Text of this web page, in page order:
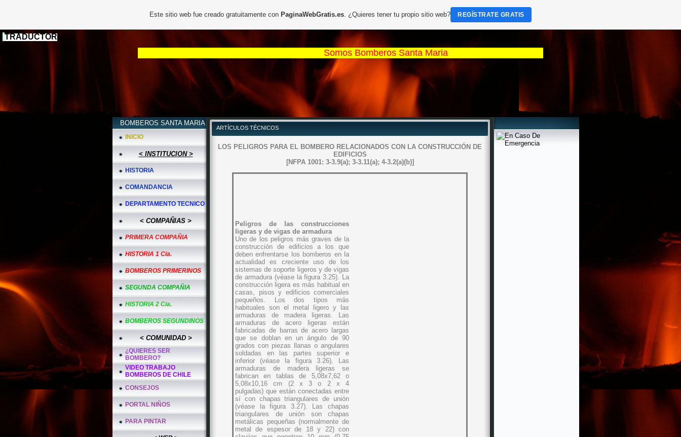
TRADUCTOR
Somos Bomberos Santa Maria
BOMBEROS SANTA MARIA
INICIO
< INSTITUCION >
HISTORIA
COMANDANCIA
DEPARTAMENTO TECNICO
< COMPAÑIAS >
PRIMERA COMPAÑIA
HISTORIA 1 Cia.
BOMBEROS PRIMERINOS
SEGUNDA COMPAÑIA
HISTORIA 2 Cia.
BOMBEROS SEGUNDINOS
< COMUNIDAD >
¿QUIERES SER
BOMBERO?
VIDEO TRABAJO
BOMBEROS DE CHILE
CONSEJOS
PORTAL NIÑOS
PARA PINTAR
ARTÍCULOS TÉCNICOS
LOS PELIGROS PARA EL BOMBERO RELACIONADOS CON LA CONSTRUCCIÓN DE
EDIFICIOS
[NFPA 1001: 3-3.9(a); 3-3.11(a); 4-3.2(a)(b)]
Peligros de las construcciones
ligeras y de vigas de armadura
Uno de los peligros más graves de la
construcción de edificios a los que
deben enfrentarse los bomberos en la
actualidad es creciente uso de los
sistemas de soporte ligeros y de vigas
de armadura (véase la figura 3.25). La
construcción ligera es más habitual en
casas, pisos y edificios comerciales
pequeños. Los dos tipos más
habituales son el metal ligero y las
armaduras de madera ligeras. Las
armaduras de acero ligeras están
fabricadas de barras de acero largas
que se doblan en un ángulo de 90
grados con piezas llanas o angulares
soldadas en las partes superior e
inferior (véase la figura 3.26). Las
armaduras de madera ligeras se
fabrican en tablas de 5,08x7,62 o
5,08x10,16 cm (2 x 3 o 2 x 4
pulgadas) que están conectadas entre
sí con chapas triangulares de unión
(véase la figura 3.27). Las chapas
triangulares de unión son chapas
metálicas pequeñas (normalmente de
metal de espesor de 18 y 22) con
Este sitio web fue creado gratuitamente con PaginaWebGratis.es. ¿Quieres tener tu propio sitio web? REGÍSTRATE GRATIS